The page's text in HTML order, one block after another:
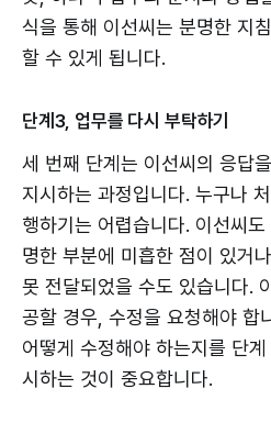
식을 통해 이선씨는 분명한 지
할 수 있게 됩니다.
단계3, 업무를 다시 부탁하기
세 번째 단계는 이선씨의 응답
지시하는 과정입니다. 누구나
행하기는 어렵습니다. 이선씨
명한 부분에 미흡한 점이 있거
못 전달되었을 수도 있습니다.
공할 경우, 수정을 요청해야 합
어떻게 수정해야 하는지를 단
시하는 것이 중요합니다.